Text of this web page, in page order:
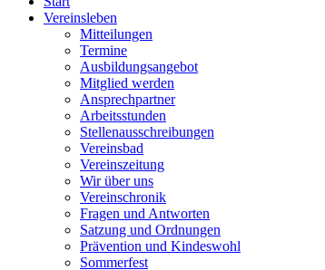
Vereinsleben
Mitteilungen
Termine
Ausbildungsangebot
Mitglied werden
Ansprechpartner
Arbeitsstunden
Stellenausschreibungen
Vereinsbad
Vereinszeitung
Wir über uns
Vereinschronik
Fragen und Antworten
Satzung und Ordnungen
Prävention und Kindeswohl
Sommerfest